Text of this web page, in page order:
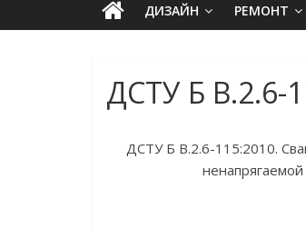
ДИЗАЙН РЕМОНТ
ДСТУ Б В.2.6-
ДСТУ Б В.2.6-115:2010.